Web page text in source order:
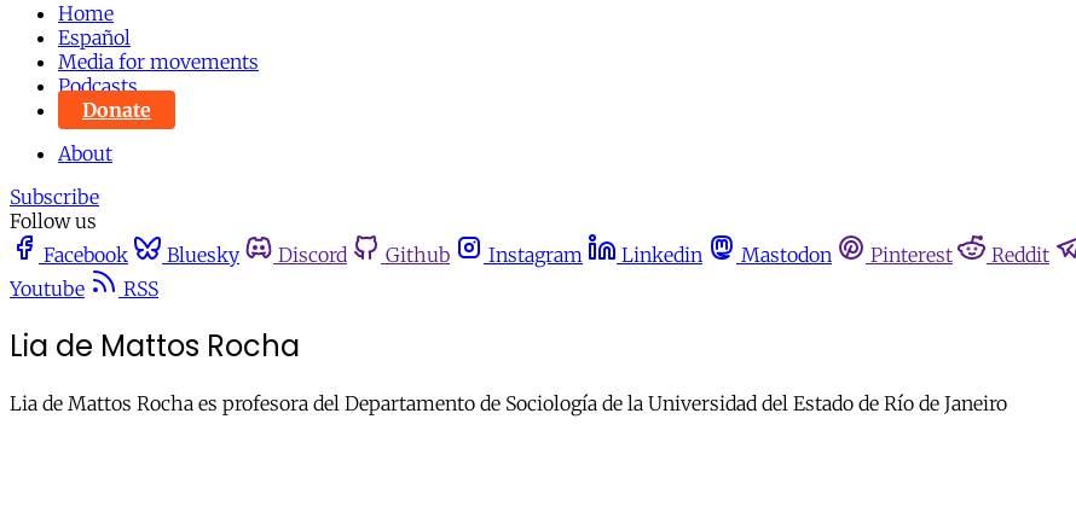
Home
Español
Media for movements
Podcasts
Donate
About
Subscribe
Follow us
Facebook
Bluesky Discord Github Instagram Linkedin Mastodon Pinterest Reddit
Youtube
RSS
Lia de Mattos Rocha
Lia de Mattos Rocha es profesora del Departamento de Sociología de la Universidad del Estado de Río de Janeiro